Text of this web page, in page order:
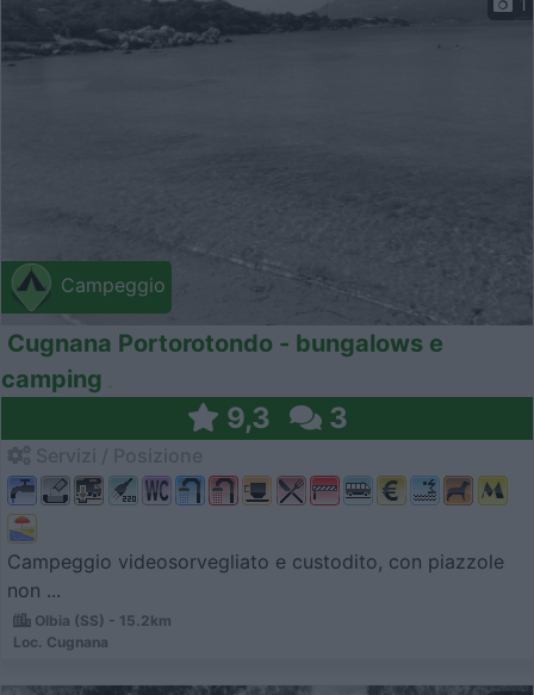
Campeggio
Cugnana Portorotondo - bungalows e
camping
9,3 3
Campeggio videosorvegliato e custodito, con piazzole
non ...
Olbia (SS) - 15.2km
Loc. Cugnana